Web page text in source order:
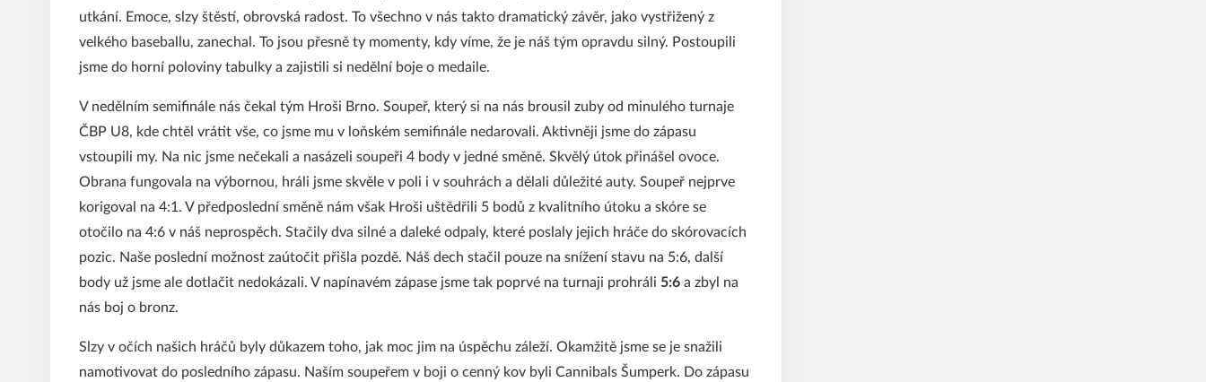
utkání. Emoce, slzy štěstí, obrovská radost. To všechno v nás takto dramatický závěr, jako vystřižený z
velkého baseballu, zanechal. To jsou přesně ty momenty, kdy víme, že je náš tým opravdu silný. Postoupili
jsme do horní poloviny tabulky a zajistili si nedělní boje o medaile.
V nedělním semifinále nás čekal tým Hroši Brno. Soupeř, který si na nás brousil zuby od minulého turnaje
ČBP U8, kde chtěl vrátit vše, co jsme mu v loňském semifinále nedarovali. Aktivněji jsme do zápasu
vstoupili my. Na nic jsme nečekali a nasázeli soupeři 4 body v jedné směně. Skvělý útok přinášel ovoce.
Obrana fungovala na výbornou, hráli jsme skvěle v poli i v souhrách a dělali důležité auty. Soupeř nejprve
korigoval na 4:1. V předposlední směně nám však Hroši uštědřili 5 bodů z kvalitního útoku a skóre se
otočilo na 4:6 v náš neprospěch. Stačily dva silné a daleké odpaly, které poslaly jejich hráče do skórovacích
pozic. Naše poslední možnost zaútočit přišla pozdě. Náš dech stačil pouze na snížení stavu na 5:6, další
body už jsme ale dotlačit nedokázali. V napínavém zápase jsme tak poprvé na turnaji prohráli 5:6 a zbyl na
nás boj o bronz.
Slzy v očích našich hráčů byly důkazem toho, jak moc jim na úspěchu záleží. Okamžitě jsme se je snažili
namotivovat do posledního zápasu. Naším soupeřem v boji o cenný kov byli Cannibals Šumperk. Do zápasu